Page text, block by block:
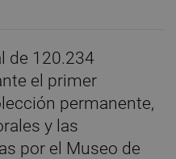
de 120.234
el primer
permanente,
y las
por el Museo de